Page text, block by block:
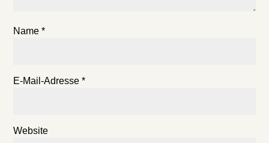
Name*
E-Mail-Adresse*
Website